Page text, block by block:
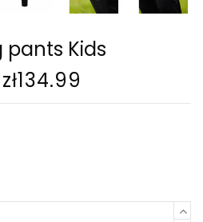
pants Kids
zł134.99